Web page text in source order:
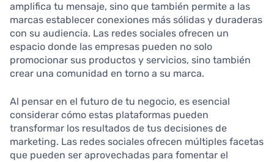
amplifica tu mensaje, sino que también permite a las
marcas establecer conexiones más sólidas y duraderas
con su audiencia. Las redes sociales ofrecen un
espacio donde las empresas pueden no solo
promocionar sus productos y servicios, sino también
crear una comunidad en torno a su marca.
Al pensar en el futuro de tu negocio, es esencial
considerar cómo estas plataformas pueden
transformar los resultados de tus decisiones de
marketing. Las redes sociales ofrecen múltiples facetas
que pueden ser aprovechadas para fomentar el